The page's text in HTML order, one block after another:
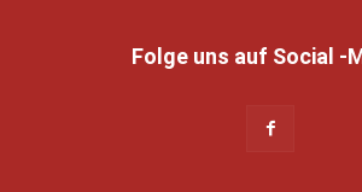
Folge uns auf Social -